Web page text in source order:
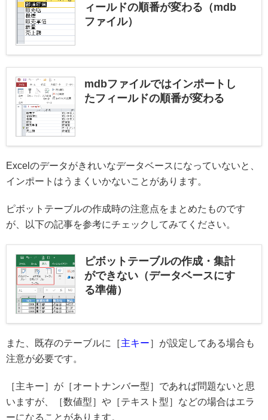
ィールドの順番が変わる（mdb
ファイル）
mdbファイルではインポートし
たフィールドの順番が変わる
Excelのデータがきれいなデータベースになっていないと、
インポートはうまくいかないことがあります。
ピボットテーブルの作成時の注意点をまとめたものです
が、以下の記事を参考にチェックしてみてください。
ピボットテーブルの作成・集計
ができない（データベースにす
る準備）
また、既存のテーブルに［主キー］が設定してある場合も
注意が必要です。
［主キー］が［オートナンバー型］であれば問題ないと思
いますが、［数値型］や［テキスト型］などの場合はエラ
ーになることがあります。